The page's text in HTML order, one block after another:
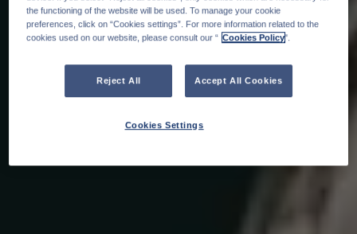
the functioning of the website will be used. To manage your cookie
preferences, click on “Cookies settings”. For more information related to the
cookies used on our website, please consult our “ Cookies Policy".
Reject All Accept All Cookies
Cookies Settings